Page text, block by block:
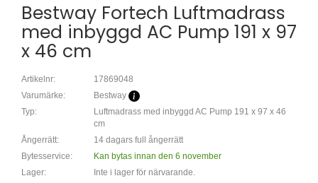
Bestway Fortech Luftmadrass
med inbyggd AC Pump 191 x 97
x 46 cm
Artikelnr:
17869048
Varumärke:
Bestway
Typ:
Luftmadrass med inbyggd AC Pump 191 x 97 x 46
cm
Ångerrätt:
14 dagars full ångerrätt
Bytesservice:
Kan bytas innan den 6 november
Lager:
Inte i lager för närvarande.